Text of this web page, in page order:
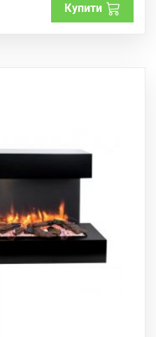
Купити